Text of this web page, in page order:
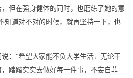
但在强身健体的同时，也磨练了她的意
知道对不对的时候，就再坚持一下，也
：“希望大家能不负大学生活，无论干
踏踏实实去做好每一件事，不妄自菲